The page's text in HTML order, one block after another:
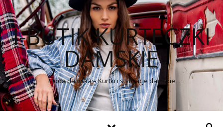
I-BUTIK KURTECZKI
DAMSKIE
Moda damska – Kurtki i stylizacje damskie